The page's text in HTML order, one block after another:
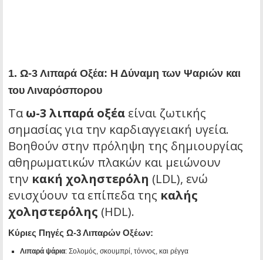
1. Ω-3 Λιπαρά Οξέα: Η Δύναμη των Ψαριών και
του Λιναρόσπορου
Τα ω-3 λιπαρά οξέα είναι ζωτικής
σημασίας για την καρδιαγγειακή υγεία.
Βοηθούν στην πρόληψη της δημιουργίας
αθηρωματικών πλακών και μειώνουν
την κακή χοληστερόλη (LDL), ενώ
ενισχύουν τα επίπεδα της καλής
χοληστερόλης (HDL).
Κύριες Πηγές Ω-3 Λιπαρών Οξέων:
Λιπαρά ψάρια: Σολομός, σκουμπρί, τόννος, και ρέγγα